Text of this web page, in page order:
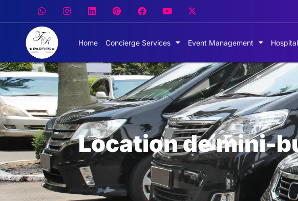
Home Concierge Services Event Management
Location de mini-